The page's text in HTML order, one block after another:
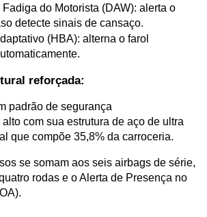
Fadiga do Motorista (DAW): alerta o
detecte sinais de cansaço.
(HBA): alterna o farol
reforçada:
padrão de segurança
com sua estrutura de aço de ultra
que compõe 35,8% da carroceria.
se somam aos seis airbags de série,
rodas e o Alerta de Presença no